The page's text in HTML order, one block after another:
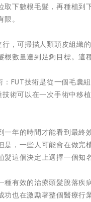
取下數根毛髮，再種植
。
行，可掃描人類頭皮組織
根數量達到足夠目標。這
：FUT技術是從一個毛囊
技術可以在一次手術中移
一年的時間才能看到最終
是，一些人可能會在做
髮這個決定上選擇一個
種有效的治療頭髮脫落疾
功也在激勵著整個醫療行